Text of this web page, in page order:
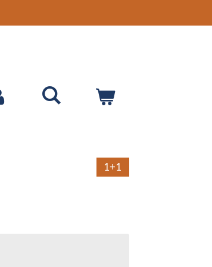
1+1